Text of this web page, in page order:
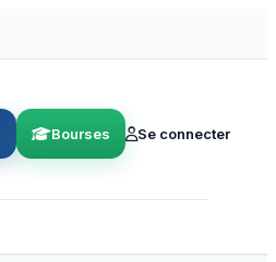
Bourses Se connecter